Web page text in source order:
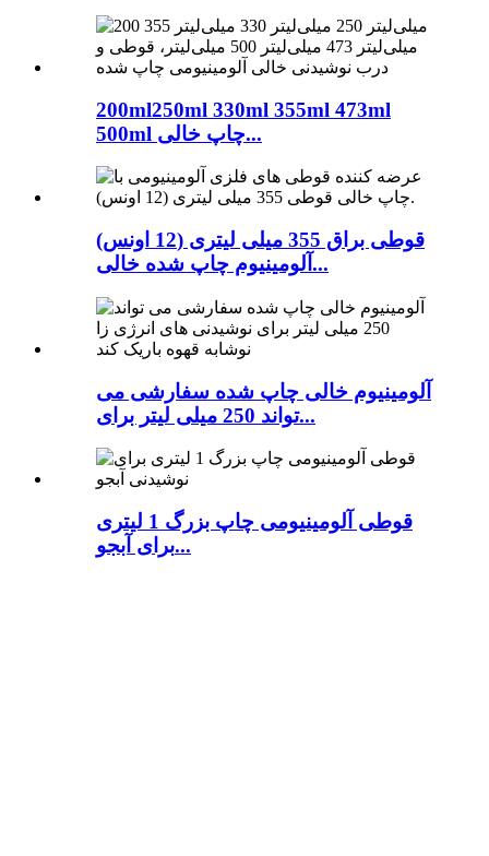
200ml250ml 330ml 355ml 473ml
500ml چاپ خالی...
قوطی براق 355 میلی لیتری (12 اونس)
آلومینیوم چاپ شده خالی...
آلومینیوم خالی چاپ شده سفارشی می
تواند 250 میلی لیتر برای...
قوطی آلومینیومی چاپ بزرگ 1 لیتری
برای آبجو...